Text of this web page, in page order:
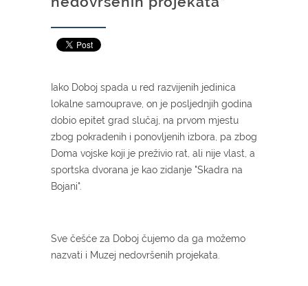
Iako Doboj spada u red razvijenih jedinica
lokalne samouprave, on je posljednjih godina
dobio epitet grad slučaj, na prvom mjestu
zbog pokradenih i ponovljenih izbora, pa zbog
Doma vojske koji je preživio rat, ali nije vlast, a
sportska dvorana je kao zidanje "Skadra na
Bojani".
Sve češće za Doboj čujemo da ga možemo
nazvati i Muzej nedovršenih projekata.